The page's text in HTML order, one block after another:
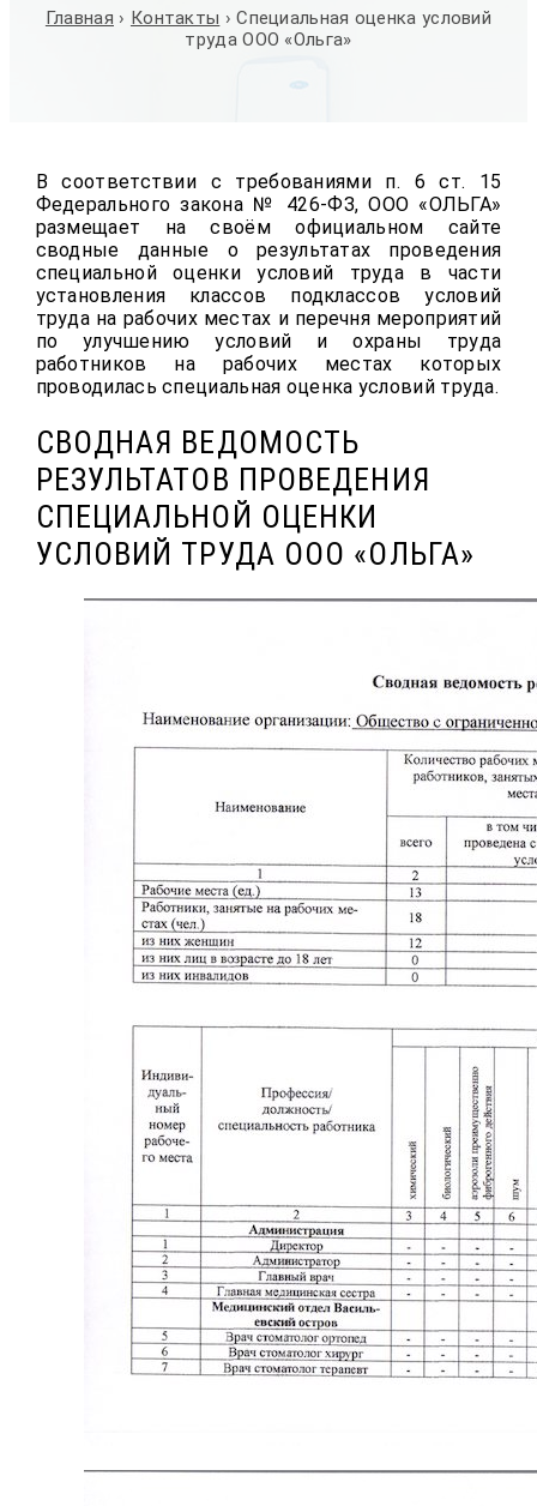
Главная › Контакты › Специальная оценка условий
труда ООО «Ольга»
В соответствии с требованиями п. 6 ст. 15
Федерального закона № 426-ФЗ, ООО «ОЛЬГА»
размещает на своём официальном сайте
сводные данные о результатах проведения
специальной оценки условий труда в части
установления классов подклассов условий
труда на рабочих местах и перечня мероприятий
по улучшению условий и охраны труда
работников на рабочих местах которых
проводилась специальная оценка условий труда.
СВОДНАЯ ВЕДОМОСТЬ
РЕЗУЛЬТАТОВ ПРОВЕДЕНИЯ
СПЕЦИАЛЬНОЙ ОЦЕНКИ
УСЛОВИЙ ТРУДА ООО «ОЛЬГА»